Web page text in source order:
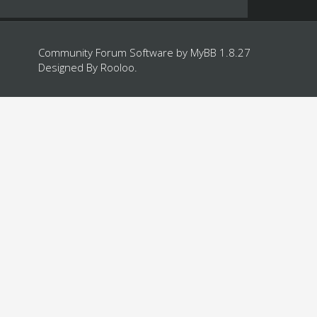
Community Forum Software by MyBB 1.8.27
Designed By Rooloo.